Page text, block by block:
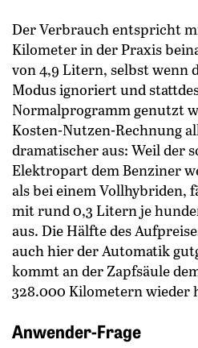
Der Verbrauch entspricht
Kilometer in der Praxis
von 4,9 Litern, selbst wenn
Modus ignoriert und
Normalprogramm genutzt
Kosten-Nutzen-Rechnung
dramatischer aus: Weil der
Elektropart dem Benziner
als bei einem Vollhybriden,
mit rund 0,3 Litern je
aus. Die Hälfte des
auch hier der Automatik
kommt an der Zapfsäule
328.000 Kilometern wieder
Anwender-Frage